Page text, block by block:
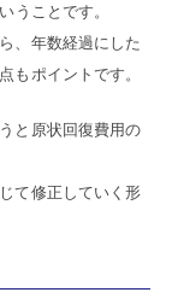
うことです。
、年数経過にした
もポイントです。
と原状回復費用の
て修正していく形